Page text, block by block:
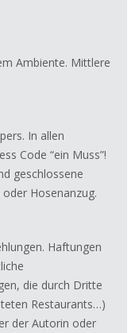
Ambiente. Mittlere
In allen
Code “ein Muss”!
geschlossene
Hosenanzug.
Haftungen
die durch Dritte
Restaurants…)
der Autorin oder